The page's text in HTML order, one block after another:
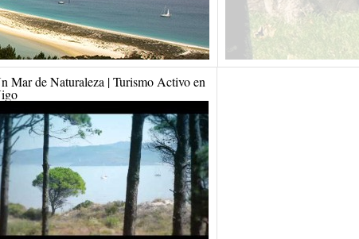
Mar de Naturaleza | Turismo Activo en